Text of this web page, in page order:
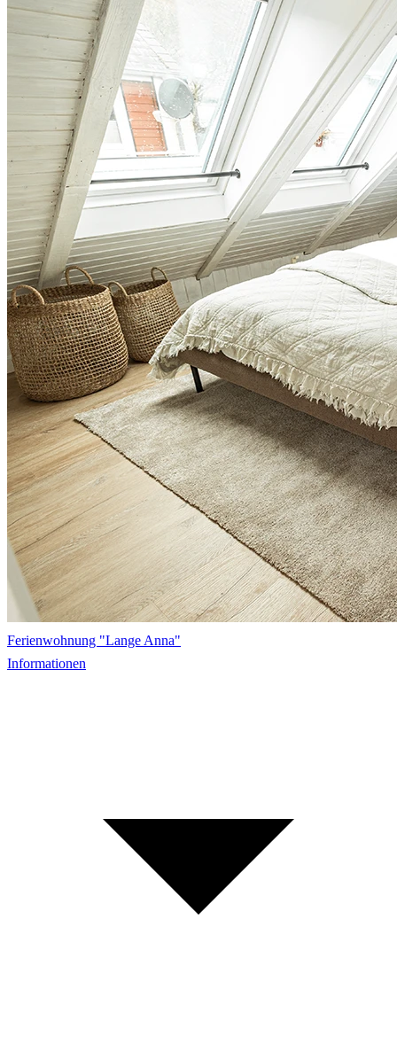
Ferienwohnung "Lange Anna"
Informationen